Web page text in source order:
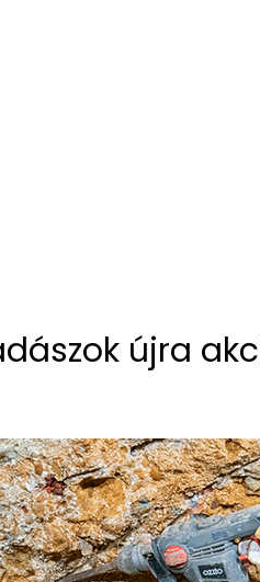
újra